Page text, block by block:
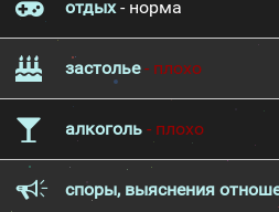
отдых- норма
застолье- плохо
алкоголь - плохо
споры, выяснения